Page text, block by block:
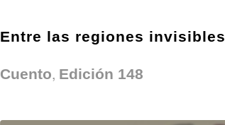
Entre las regiones invisibles
Cuento, Edición 148